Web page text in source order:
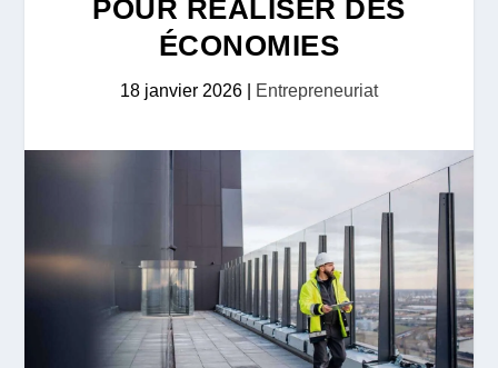
POUR RÉALISER DES
ÉCONOMIES
18 janvier 2026 Entrepreneuriat